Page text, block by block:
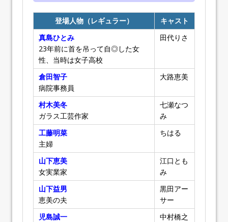
登場人物（レギュラー）
キャスト
真島ひとみ
23年前に首を吊って自◎した女
性、当時は女子高校
田代りさ
倉田智子
病院事務員
大路恵美
村木美冬
ガラス工芸作家
七瀬なつ
み
工藤明菜
主婦
ちはる
山下恵美
女実業家
江口とも
み
山下益男
恵美の夫
黒田アー
サー
児島誠一
中村橋之